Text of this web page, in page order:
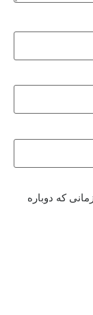
که دوباره